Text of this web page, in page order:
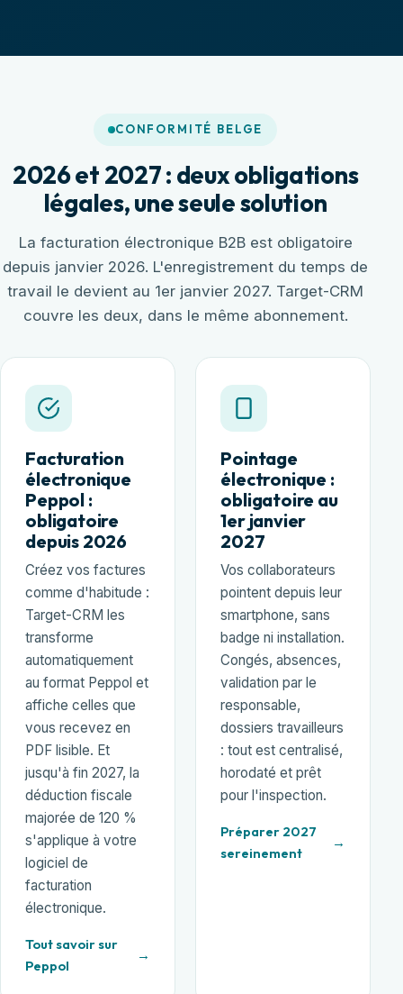
CONFORMITÉ BELGE
2026 et 2027 : deux obligations
légales, une seule solution
La facturation électronique B2B est obligatoire
depuis janvier 2026. L'enregistrement du temps de
travail le devient au 1er janvier 2027. Target-CRM
couvre les deux, dans le même abonnement.
Facturation
électronique
Peppol :
obligatoire
depuis 2026
Créez vos factures
comme d'habitude :
Target-CRM les
transforme
automatiquement
au format Peppol et
affiche celles que
vous recevez en
PDF lisible. Et
jusqu'à fin 2027, la
déduction fiscale
majorée de 120 %
s'applique à votre
logiciel de
facturation
électronique.
Tout savoir sur
Peppol
Pointage
électronique :
obligatoire au
1er janvier
2027
Vos collaborateurs
pointent depuis leur
smartphone, sans
badge ni installation.
Congés, absences,
validation par le
responsable,
dossiers travailleurs
: tout est centralisé,
horodaté et prêt
pour l'inspection.
Préparer 2027
sereinement